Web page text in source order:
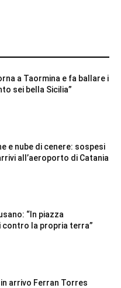
a Taormina e fa ballare i
sei bella Sicilia”
e nube di cenere: sospesi
all’aeroporto di Catania
“In piazza
la propria terra”
in arrivo Ferran Torres